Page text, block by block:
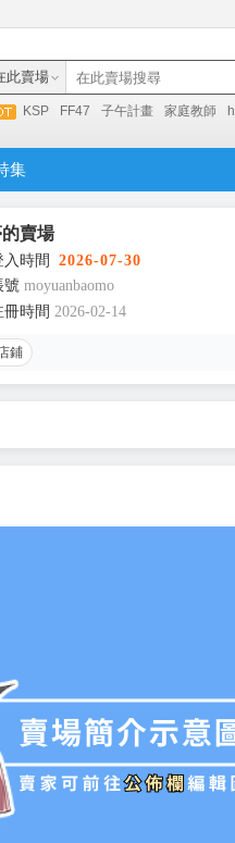
此賣場
KSP FF47 子午計畫 家庭教師
集
賣場
時間
2026-07-30
號 moyuanbaomo
時間 2026-02-14
鋪